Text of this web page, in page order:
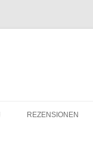
REZENSIONEN